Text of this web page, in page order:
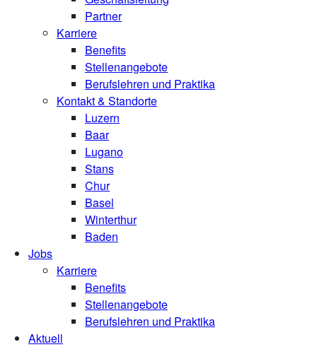
Partner
Karriere
Benefits
Stellenangebote
Berufslehren und Praktika
Kontakt & Standorte
Luzern
Baar
Lugano
Stans
Chur
Basel
Winterthur
Baden
Jobs
Karriere
Benefits
Stellenangebote
Berufslehren und Praktika
Aktuell